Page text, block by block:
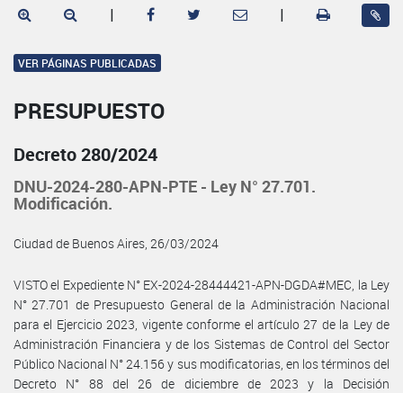
| |
VER PÁGINAS PUBLICADAS
PRESUPUESTO
Decreto 280/2024
DNU-2024-280-APN-PTE - Ley N° 27.701.
Modificación.
Ciudad de Buenos Aires, 26/03/2024
VISTO el Expediente N° EX-2024-28444421-APN-DGDA#MEC, la Ley
N° 27.701 de Presupuesto General de la Administración Nacional
para el Ejercicio 2023, vigente conforme el artículo 27 de la Ley de
Administración Financiera y de los Sistemas de Control del Sector
Público Nacional N° 24.156 y sus modificatorias, en los términos del
Decreto N° 88 del 26 de diciembre de 2023 y la Decisión